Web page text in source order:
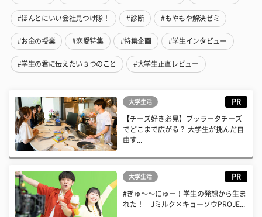
#ほんとにいい会社見つけ隊！ #診断 #もやもや解決ゼミ
#お金の授業 #恋愛特集 #特集企画 #学生インタビュー
#学生の君に伝えたい３つのこと #大学生正直レビュー
大学生活 PR
【チーズ好き必見】ブッラータチーズ
でどこまで広がる？ 大学生が挑んだ自
由す...
大学生活 PR
#ぎゅ〜〜にゅー！学生の発想から生ま
れた！ Jミルク×キョーソウPROJE...